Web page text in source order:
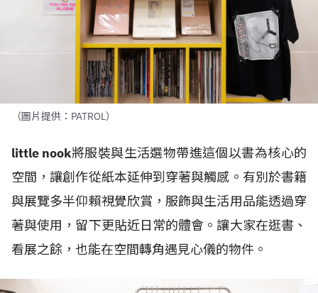
（圖片提供：PATROL）
little nook將服裝與生活選物帶進這個以書為核心的
空間，讓創作從紙本延伸到穿著與觸感。有別於書籍
與展覽多半仰賴視覺欣賞，服飾與生活用品能透過穿
著與使用，留下更貼近日常的體會。讓大家在逛書、
看展之餘，也能在空間轉角遇見心儀的物件。